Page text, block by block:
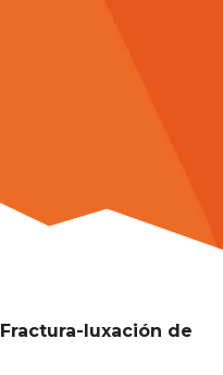
Fractura-luxación de